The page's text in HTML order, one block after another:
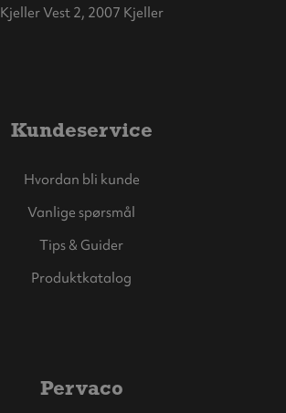
Kjeller Vest 2, 2007 Kjeller
Kundeservice
Hvordan bli kunde
Vanlige spørsmål
Tips & Guider
Produktkatalog
Pervaco